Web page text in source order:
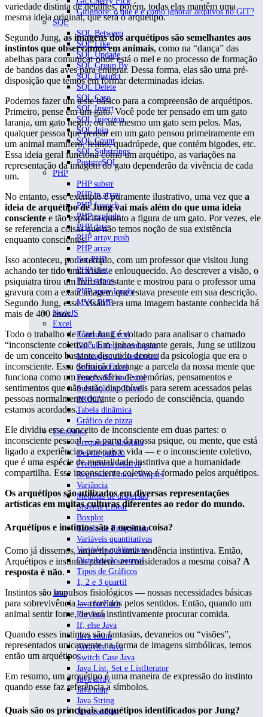
Gitignore: o que é e como ignorar arquivos no GIT?
SQL
SQL Between
SQL Like
SQL Updade
SQL Group By
SQL Distinct
SQL Delete
SQL Case
SQL Insert
SQL Injection
SQL Join
SQL Count
SQL Substrings
PostgreSQL
PHP
PHP substr
PHP in array
PHP foreach
PHP explode
PHP date
PHP array push
PHP array
For PHP
PHP isset
PHP strpos
PHP array lenght
MVC PHP
NodeJS
Excel
Fórmulas Excel
Cálculo de porcentagem
Montagem de dashboard
Soma no Excel
Função SE no Excel
Subtração no Excel
PROCV
Tabela dinâmica
Gráfico de pizza
Estatística
Frequência absoluta
Desvio padrão
Frequência relativa
Regressão Linear Simples
Variância
Medidas de dispersão
Sistema Linear
Boxplot
Tabela de Frequência
Variáveis quantitativas
Variáveis qualitativas
Distribuição normal
Tipos de Gráficos
1, 2 e 3 quartil
Java
Java forEach
For Java
If, else Java
Java enum
Arraylist Java
Switch Case Java
Java List, Set e ListIterator
Java array
Java map
Java String
Java random
variedade distinta de detalhes, porém, todas elas mantêm uma
mesma ideia original, que será o arquétipo.
Segundo Jung, as imagens dos arquétipos são semelhantes aos
instintos que observamos em animais, como na “dança” das
abelhas para comunicar onde está o mel e no processo de formação
de bandos das aves para emigrar. Dessa forma, elas são uma pré-
disposição que temos em formar determinadas ideias.
Podemos fazer um teste básico para a compreensão de arquétipos.
Primeiro, pense em um gato. Você pode ter pensado em um gato
laranja, um gato negro, ou até mesmo um gato sem pelos. Mas,
qualquer pessoa que pensar em um gato pensou primeiramente em
um animal mamífero, felino, quadrúpede, que contém bigodes, etc.
Essa ideia geral funciona como um arquétipo, as variações na
representação da imagem do gato dependerão da vivência de cada
um.
No entanto, esse exemplo é puramente ilustrativo, uma vez que a
ideia de arquétipo de Jung vai mais além do que uma ideia
consciente e tão explícita quanto a figura de um gato. Por vezes, ele
se referencia a coisas que não temos noção de sua existência
enquanto conscientes.
Isso aconteceu, por exemplo, com um professor que visitou Jung
achando ter tido uma visão e enlouquecido. Ao descrever a visão, o
psiquiatra tirou um livro da estante e mostrou para o professor uma
gravura com a exata imagem que estava presente em sua descrição.
Segundo Jung, essa “visão” era uma imagem bastante conhecida há
mais de 400 anos.
Todo o trabalho de Carl Jung é voltado para analisar o chamado
“inconsciente coletivo”. Em linhas bastante gerais, Jung se utilizou
de um conceito bastante discutido dentro da psicologia que era o
inconsciente. Essa definição abrange a parcela da nossa mente que
funciona como um reservatório de memórias, pensamentos e
sentimentos que não estão disponíveis para serem acessados pelas
pessoas normalmente durante o período de consciência, quando
estamos acordados.
Ele dividiu esse conceito de inconsciente em duas partes: o
inconsciente pessoal — a parte da nossa psique, ou mente, que está
ligado a experiências pessoais e vida — e o inconsciente coletivo,
que é uma espécie de mentalidade instintiva que a humanidade
compartilha. Esse inconsciente coletivo é formado pelos arquétipos.
Os arquétipos são utilizados em diversas representações
artísticas em muitas culturas diferentes ao redor do mundo.
Arquétipos e instintos são a mesma coisa?
Como já dissemos, arquétipo é uma tendência instintiva. Então,
Arquétipos e instintos podem ser considerados a mesma coisa? A
resposta é não.
Instintos são impulsos fisiológicos — nossas necessidades básicas
para sobrevivência — movidos pelos sentidos. Então, quando um
animal sentir fome, deverá instintivamente procurar comida.
Quando esses instintos são fantasias, devaneios ou “visões”,
representados unicamente na forma de imagens simbólicas, temos
então um arquétipo.
Em resumo, um arquétipo é uma maneira de expressão do instinto
quando esse faz referência a símbolos.
Quais são os principais arquétipos identificados por Jung?